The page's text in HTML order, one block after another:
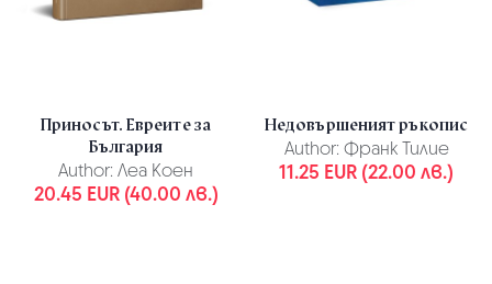
Приносът. Евреите за
България
Author: Леа Коен
20.45 EUR (40.00 лв.)
Недовършеният ръкопис
Author: Франк Тилие
11.25 EUR (22.00 лв.)